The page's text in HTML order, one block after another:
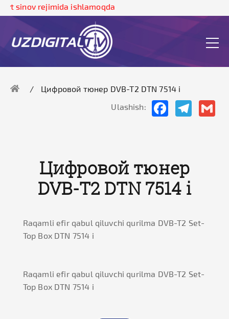
sinov rejimida ishlamoqda
Цифровой тюнер DVB-T2 DTN 7514 i
Ulashish:
FacebookTelegram
Цифровой тюнер
DVB-T2 DTN 7514 i
Raqamli efir qabul qiluvchi qurilma DVB-T2 Set-
Top Box DTN 7514 i
Raqamli efir qabul qiluvchi qurilma DVB-T2 Set-
Top Box DTN 7514 i